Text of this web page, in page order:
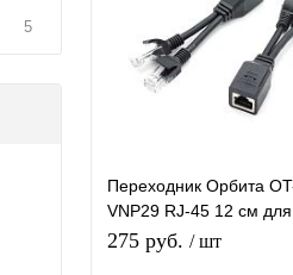
5
Переходник Орбита
VNP29 RJ-45 12 см для
объединения/
275 руб. / шт